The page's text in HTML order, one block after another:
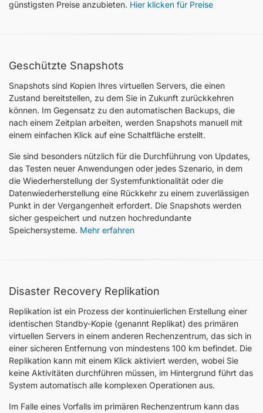
günstigsten Preise anzubieten. Hier klicken für Preise
Geschützte Snapshots
Snapshots sind Kopien Ihres virtuellen Servers, die einen
Zustand bereitstellen, zu dem Sie in Zukunft zurückkehren
können. Im Gegensatz zu den automatischen Backups, die
nach einem Zeitplan arbeiten, werden Snapshots manuell mit
einem einfachen Klick auf eine Schaltfläche erstellt.
Sie sind besonders nützlich für die Durchführung von Updates,
das Testen neuer Anwendungen oder jedes Szenario, in dem
die Wiederherstellung der Systemfunktionalität oder die
Datenwiederherstellung eine Rückkehr zu einem zuverlässigen
Punkt in der Vergangenheit erfordert. Die Snapshots werden
sicher gespeichert und nutzen hochredundante
Speichersysteme. Mehr erfahren
Disaster Recovery Replikation
Replikation ist ein Prozess der kontinuierlichen Erstellung einer
identischen Standby-Kopie (genannt Replikat) des primären
virtuellen Servers in einem anderen Rechenzentrum, das sich in
einer sicheren Entfernung von mindestens 100 km befindet. Die
Replikation kann mit einem Klick aktiviert werden, wobei Sie
keine Aktivitäten durchführen müssen, im Hintergrund führt das
System automatisch alle komplexen Operationen aus.
Im Falle eines Vorfalls im primären Rechenzentrum kann das